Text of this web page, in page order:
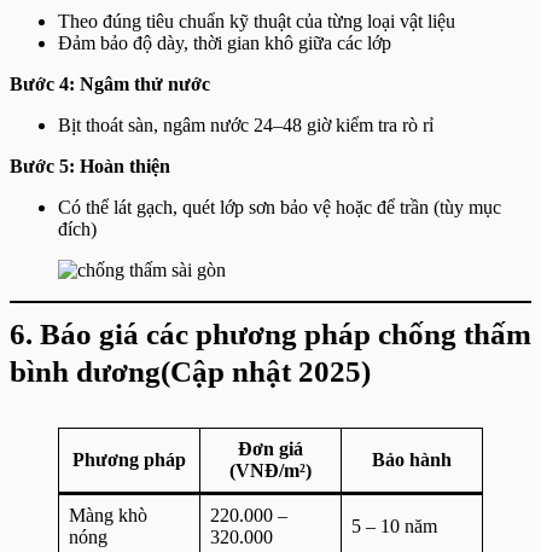
Theo đúng tiêu chuẩn kỹ thuật của từng loại vật liệu
Đảm bảo độ dày, thời gian khô giữa các lớp
Bước 4: Ngâm thử nước
Bịt thoát sàn, ngâm nước 24–48 giờ kiểm tra rò rỉ
Bước 5: Hoàn thiện
Có thể lát gạch, quét lớp sơn bảo vệ hoặc để trần (tùy mục
đích)
6. Báo giá các phương pháp chống thấm
bình dương(Cập nhật 2025)
Phương pháp
Đơn giá
(VNĐ/m²)
Bảo hành
Màng khò
nóng
220.000 –
320.000
5 – 10 năm